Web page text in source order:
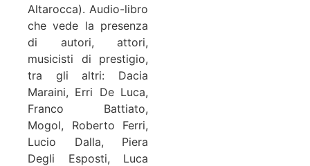
Altarocca). Audio-libro
che vede la presenza
di autori, attori,
musicisti di prestigio,
tra gli altri: Dacia
Maraini, Erri De Luca,
Franco Battiato,
Mogol, Roberto Ferri,
Lucio Dalla, Piera
Degli Esposti, Luca